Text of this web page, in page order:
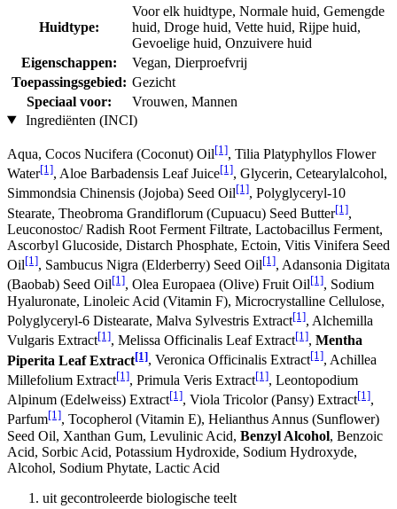
Huidtype:
Voor elk huidtype, Normale huid, Gemengde
huid, Droge huid, Vette huid, Rijpe huid,
Gevoelige huid, Onzuivere huid
Eigenschappen:
Vegan, Dierproefvrij
Toepassingsgebied: Gezicht
Speciaal voor:
Vrouwen, Mannen
Ingrediënten (INCI)
Aqua, Cocos Nucifera (Coconut) Oil[1], Tilia Platyphyllos Flower
Water[1], Aloe Barbadensis Leaf Juice[1], Glycerin, Cetearylalcohol,
Simmondsia Chinensis (Jojoba) Seed Oil[1], Polyglyceryl-10
Stearate, Theobroma Grandiflorum (Cupuacu) Seed Butter[1],
Leuconostoc/ Radish Root Ferment Filtrate, Lactobacillus Ferment,
Ascorbyl Glucoside, Distarch Phosphate, Ectoin, Vitis Vinifera Seed
Oil[1], Sambucus Nigra (Elderberry) Seed Oil[1], Adansonia Digitata
(Baobab) Seed Oil[1], Olea Europaea (Olive) Fruit Oil[1], Sodium
Hyaluronate, Linoleic Acid (Vitamin F), Microcrystalline Cellulose,
Polyglyceryl-6 Distearate, Malva Sylvestris Extract[1], Alchemilla
Vulgaris Extract[1], Melissa Officinalis Leaf Extract[1], Mentha
Piperita Leaf Extract[1], Veronica Officinalis Extract[1], Achillea
Millefolium Extract[1], Primula Veris Extract[1], Leontopodium
Alpinum (Edelweiss) Extract[1], Viola Tricolor (Pansy) Extract[1],
Parfum[1], Tocopherol (Vitamin E), Helianthus Annus (Sunflower)
Seed Oil, Xanthan Gum, Levulinic Acid, Benzyl Alcohol, Benzoic
Acid, Sorbic Acid, Potassium Hydroxide, Sodium Hydroxyde,
Alcohol, Sodium Phytate, Lactic Acid
uit gecontroleerde biologische teelt